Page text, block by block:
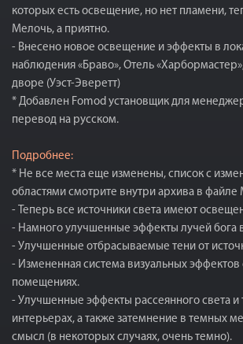
которых есть освещение, но нет пламени,
Мелочь, а приятно.
- Внесено новое освещение и эффекты в
наблюдения «Браво», Отель
дворе (Уэст-Эверетт)
* Добавлен Fomod установщик для
перевод на русском.
Подробнее:
* Не все места еще изменены, список с
областями смотрите внутри архива в файле
- Теперь все источники света имеют
- Намного улучшенные эффекты лучей бога
- Улучшенные отбрасываемые тени от
- Измененная система визуальных
помещениях.
- Улучшенные эффекты рассеянного света и
интерьерах, а также затемнение в темных
смысл (в некоторых случаях, очень темно).